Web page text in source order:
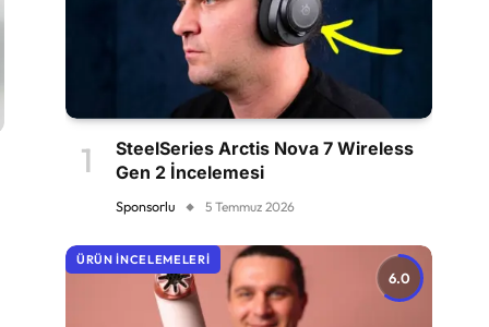
SteelSeries Arctis Nova 7 Wireless
Gen 2 İncelemesi
Sponsorlu 5 Temmuz 2026
6.0
ÜRÜN İNCELEMELERI